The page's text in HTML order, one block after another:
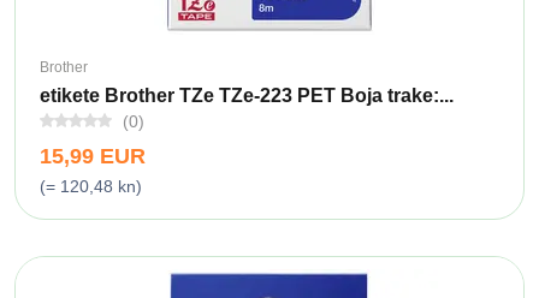
Brother
etikete Brother TZe TZe-223 PET Boja trake:...
(0)
15,99 EUR
(= 120,48 kn)